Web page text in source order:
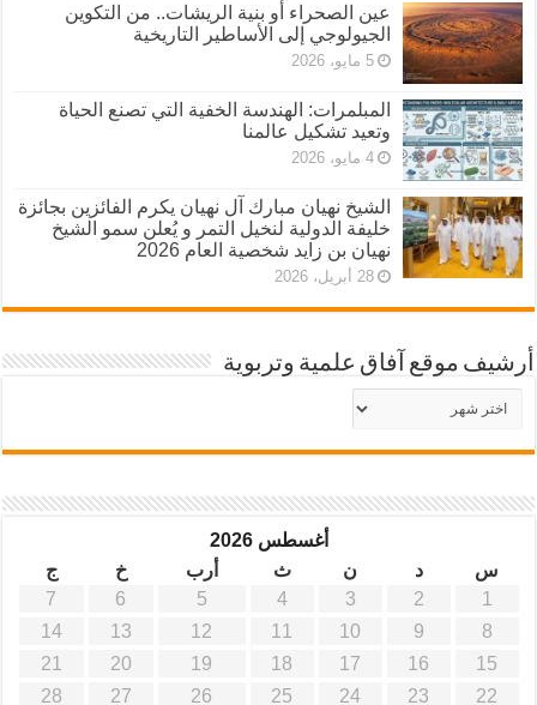
عين الصحراء أو بنية الريشات.. من التكوين
الجيولوجي إلى الأساطير التاريخية
5 مايو، 2026
المبلمرات: الهندسة الخفية التي تصنع الحياة
وتعيد تشكيل عالمنا
4 مايو، 2026
الشيخ نهيان مبارك آل نهيان يكرم الفائزين بجائزة
خليفة الدولية لنخيل التمر و يُعلن سمو الشيخ
نهيان بن زايد شخصية العام 2026
28 أبريل، 2026
أرشيف موقع آفاق علمية وتربوية
أرشيف
موقع
أغسطس 2026
س
د ن ث أرب خ
ج
1
2
3
4
5
6
7
8
9
10
11
12
13
14
15
16
17
18
19
20
21
22
23
24
25
26
27
28